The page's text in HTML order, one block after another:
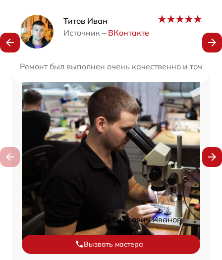
Титов Иван
Источник – ВКонтакте
Ремонт был выполнен очень качественно и точно
Наши мастера
Константин Александрович Иванов
Вызвать мастера